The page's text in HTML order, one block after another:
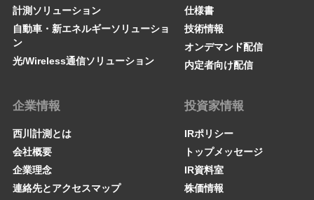
計測ソリューション
自動車・新エネルギーソリューショ
ン
光/Wireless通信ソリューション
仕様書
技術情報
オンデマンド配信
内定者向け配信
企業情報
西川計測とは
会社概要
企業理念
連絡先とアクセスマップ
投資家情報
IRポリシー
トップメッセージ
IR資料室
株価情報